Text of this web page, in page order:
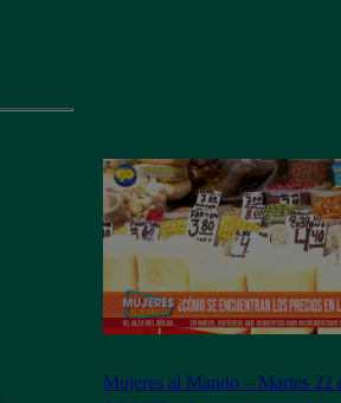
Mujeres al Mando – Martes 22